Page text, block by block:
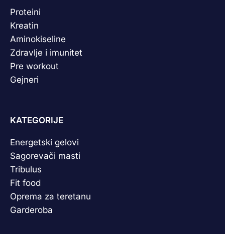
Proteini
Kreatin
Aminokiseline
Zdravlje i imunitet
Pre workout
Gejneri
KATEGORIJE
Energetski gelovi
Sagorevači masti
Tribulus
Fit food
Oprema za teretanu
Garderoba